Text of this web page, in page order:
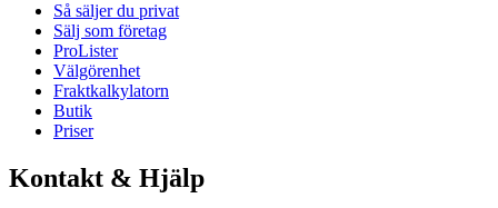
Så säljer du privat
Sälj som företag
ProLister
Välgörenhet
Fraktkalkylatorn
Butik
Priser
Kontakt & Hjälp